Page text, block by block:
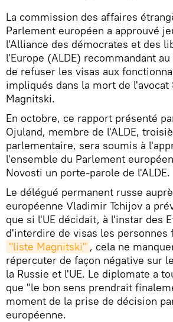
La commission des affaires
Parlement européen a approuvé
l'Alliance des démocrates et des
l'Europe (ALDE) recommandant
de refuser les visas aux
impliqués dans la mort de l'avocat
Magnitski.
En octobre, ce rapport présenté
Ojuland, membre de l'ALDE,
parlementaire, sera soumis à
l'ensemble du Parlement
Novosti un porte-parole de l'ALDE.
Le délégué permanent russe
européenne Vladimir Tchijov a
que si l'UE décidait, à l'instar des
d'interdire de visas les personnes
"liste Magnitski" , cela ne
répercuter de façon négative sur
la Russie et l'UE. Le diplomate a
que "le bon sens prendrait
moment de la prise de décision
européenne.